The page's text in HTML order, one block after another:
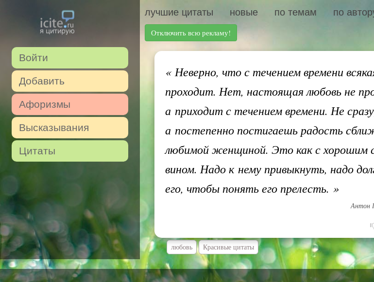
Войти
Добавить
Афоризмы
Высказывания
Цитаты
лучшие цитаты новые по темам по
Отключить всю рекламу!
«Неверно, что с течением времени
проходит. Нет, настоящая любовь не
а приходит с течением времени. Не
а постепенно постигаешь радость
любимой женщиной. Это как с хорошим
вином. Надо к нему привыкнуть, надо
его, чтобы понять его прелесть. »
Антон
любовь Красивые цитаты